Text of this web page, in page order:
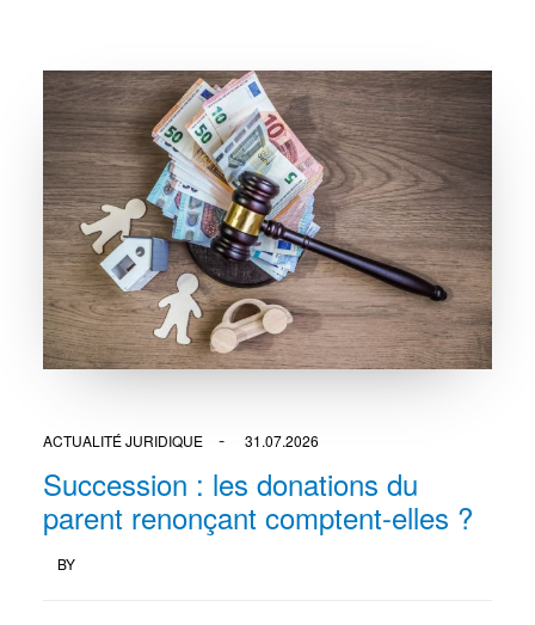
ACTUALITÉ JURIDIQUE 31.07.2026
Succession : les donations du
parent renonçant comptent-elles ?
BY